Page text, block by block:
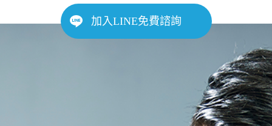
加入LINE免費諮詢